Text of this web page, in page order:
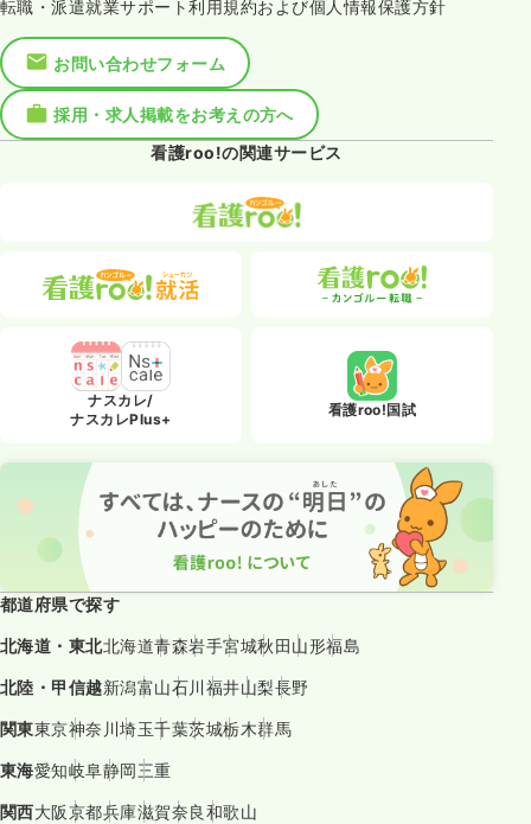
転職・派遣就業サポート利用規約および個人情報保護方針
お問い合わせフォーム
採用・求人掲載をお考えの方へ
看護roo!の関連サービス
ナスカレ/
ナスカレPlus+
看護roo!国試
都道府県で探す
北海道・東北北海道青森岩手宮城秋田山形福島
北陸・甲信越新潟富山石川福井山梨長野
関東東京神奈川埼玉千葉茨城栃木群馬
東海愛知岐阜静岡三重
関西大阪京都兵庫滋賀奈良和歌山